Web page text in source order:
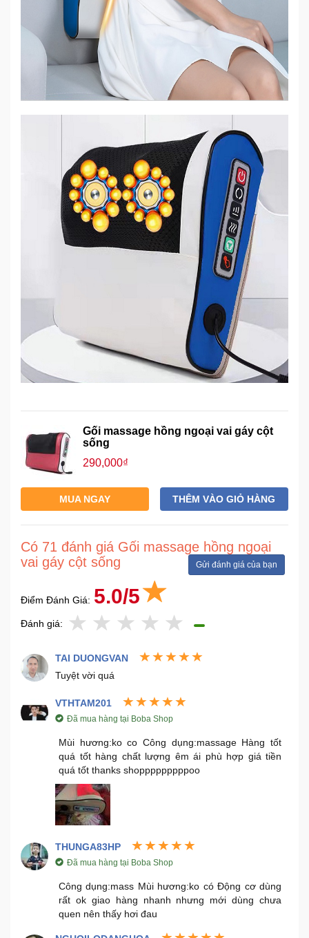
Gối massage hồng ngoại vai gáy cột
sống
290,000₫
MUA NGAY THÊM VÀO GIỎ HÀNG
Có 71 đánh giá Gối massage hồng ngoại
vai gáy cột sống
Gửi đánh giá của bạn
Điểm Đánh Giá: 5.0/5
Đánh giá:
TAI DUONGVAN
Tuyệt vời quá
VTHTAM201
Đã mua hàng tại Boba Shop
Mùi hương:ko co Công dụng:massage Hàng tốt
quá tốt hàng chất lượng êm ái phù hợp giá tiền
quá tốt thanks shopppppppppoo
THUNGA83HP
Đã mua hàng tại Boba Shop
Công dụng:mass Mùi hương:ko có Động cơ dùng
rất ok giao hàng nhanh nhưng mới dùng chưa
quen nên thấy hơi đau